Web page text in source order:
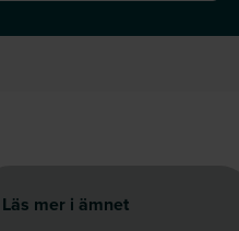
Läs mer i ämnet